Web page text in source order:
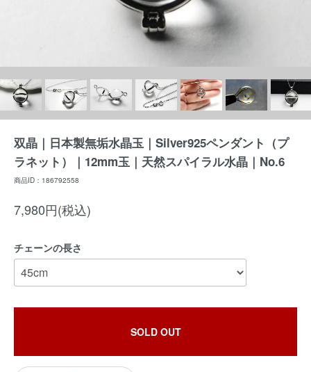
双晶｜日本製無垢水晶玉｜Silver925ペンダント（プ
ラネット）｜12mm玉｜天然スパイラル水晶｜No.6
商品ID：186792558
7,980円(税込)
チェーンの長さ
SOLD OUT